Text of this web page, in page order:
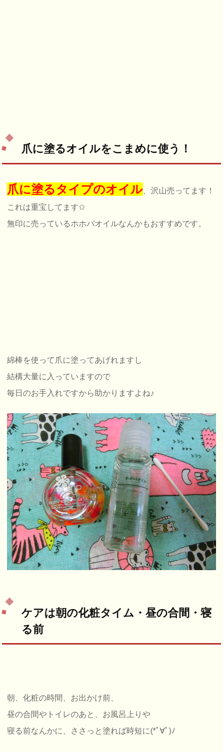
爪に塗るオイルをこまめに使う！
爪に塗るタイプのオイル 、沢山売ってます！
これは重宝してます✩
無印に売っているホホバオイルなんかもおすすめです。
綿棒を使って爪に塗ってあげれますし
結構大量に入っていますので
毎日のお手入れですから助かりますよね♪
ケアは朝の化粧タイム・昼の合間・寝
る前
朝、化粧の時間、お出かけ前、
昼の合間やトイレのあと、お風呂上りや
寝る前なんかに、ささっと塗れば時短に(*ﾟ∀ﾟ)ﾉ